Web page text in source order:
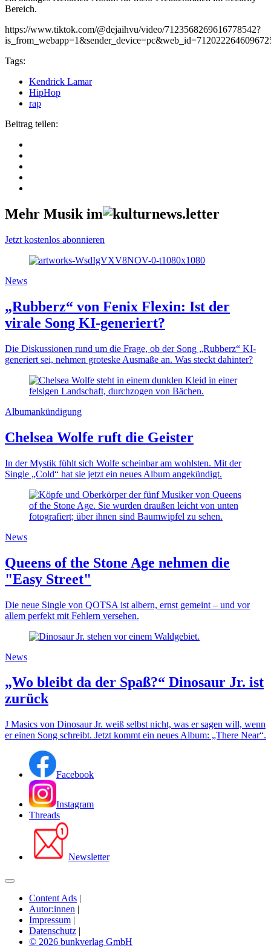
Bereich.
https://www.tiktok.com/@dejaihvu/video/7123568269616778542?
Tags:
Kendrick Lamar
HipHop
rap
Beitrag teilen:
Mehr Musik im
Jetzt kostenlos abonnieren
News
„Rubberz“ von Fenix Flexin: Ist der
virale Song KI-generiert?
Die Diskussionen rund um die Frage, ob der Song „Rubberz“ KI-
generiert sei, nehmen groteske Ausmaße an. Was steckt dahinter?
Albumankündigung
Chelsea Wolfe ruft die Geister
In der Mystik fühlt sich Wolfe scheinbar am wohlsten. Mit der
Single „Cold“ hat sie jetzt ein neues Album angekündigt.
News
Queens of the Stone Age nehmen die
"Easy Street"
Die neue Single von QOTSA ist albern, ernst gemeint – und vor
allem perfekt mit Fehlern versehen.
News
„Wo bleibt da der Spaß?“ Dinosaur Jr. ist
zurück
J Masics von Dinosaur Jr. weiß selbst nicht, was er sagen will, wenn
er einen Song schreibt. Jetzt kommt ein neues Album: „There Near“.
Facebook
Instagram
Threads
Newsletter
Content Ads |
Autor:innen |
Impressum |
Datenschutz |
© 2026 bunkverlag GmbH